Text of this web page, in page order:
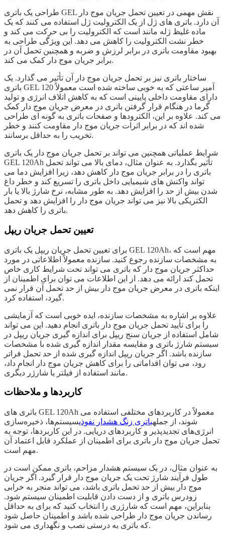
طراحی یک باتری GEL نقش مهمی در تعیین تحمل جریان موج دار
آن دارد. باتری های ژل از یک الکترولیت ژل استفاده می کنند که یک
ماده غلیظ ژله مانند است که الکترولیت را بی حرکت می کند و
خطر نشت الکترولیت را کاهش می دهد. این ویژگی طراحی به
بهبود مقاومت باتری در برابر لرزش و ضربه و همچنین تحمل آن در
برابر جریان موج دار کمک می کند.
ساختار باتری نیز بر تحمل جریان موج دار آن تأثیر می گذارد. یک
باتری GEL 120 آمپر ساعتی که به خوبی ساخته شده است معمولاً
دارای مقاومت داخلی پایینی است که به کاهش اتلاف انرژی و تولید
گرما در هنگام قرار گرفتن باتری در معرض جریان موج دار کمک
می کند. علاوه بر این، الکترودها و صفحات باتری به گونه ای طراحی
شده اند که در برابر اثرات جریان موج دار مقاومت کنند و خطر
تخریب را به حداقل برسانند.
شرایط عملیاتی همچنین می تواند بر تحمل جریان موج دار یک باتری
GEL 120Ah تأثیر بگذارد. به عنوان مثال، دمای بالا می تواند تحمل
باتری را در برابر جریان موج دار کاهش دهد، زیرا افزایش دما می
تواند واکنش های شیمیایی داخل باتری را تسریع کند و خطر داغ
شدن بیش از حد را افزایش دهد. به طور مشابه، نرخ شارژ بالا یا بار
الکتریکی بالا نیز می تواند جریان موج دار را افزایش دهد و تحمل
باتری را کاهش دهد.
تعیین تحمل جریان ریپل
برای تعیین تحمل جریان ریپل یک باتری GEL 120Ah، مهم است که
به مشخصات سازنده رجوع کنید. سازنده معمولاً اطلاعاتی در مورد
حداکثر جریان موج دار که باتری می تواند تحت شرایط کاری خاص
تحمل کند ارائه می دهد. از این اطلاعات می توان برای اطمینان از
اینکه باتری در معرض جریان موج دار بیش از حد تحمل آن قرار نمی
گیرد، استفاده کرد.
علاوه بر اشاره به مشخصات سازنده، ایده خوبی است که آزمایشی
را برای تأیید تحمل جریان موج دار باتری انجام دهید. این می تواند
شامل استفاده از جریان سنج ریپل برای اندازه گیری جریان ریپل در
سیستم شارژ باتری و مقایسه مقدار اندازه گیری شده با مشخصات
سازنده باشد. اگر جریان ریپل اندازه گیری شده از حد تحمل فراتر
رود، می توان اقداماتی را برای کاهش جریان موج دار انجام داد،
مانند استفاده از فیلتر یا شارژر دیگری.
کاربردها و ملاحظات
باتری های GEL 120Ah معمولاً در کاربردهای مختلفی استفاده می
شوند، از جملهباتری زنگ هشدار نفوذیسیستم‌ها، ذخیره‌سازی
انرژی‌های تجدیدپذیر و کاربردهای دریایی. در این کاربردها، توجه به
تحمل جریان موج دار باتری برای اطمینان از عملکرد قابل اعتماد آن
مهم است.
به عنوان مثال، در یک سیستم هشدار مزاحم، باتری ممکن است در
طول فرآیند شارژ تحت یک جریان موج دار قرار گیرد. اگر جریان
موج دار بیش از حد تحمل باتری باشد، می تواند منجر به خرابی
زودرس باتری و از دست دادن قابلیت اطمینان سیستم شود.
بنابراین، مهم است که شارژری را انتخاب کنید که برای به حداقل
رساندن جریان موج دار طراحی شده باشد و اطمینان حاصل شود
که باتری به درستی نصب و نگهداری می شود.